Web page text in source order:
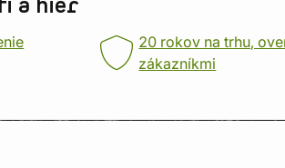
a hier
20 rokov na trhu,
zákazníkmi